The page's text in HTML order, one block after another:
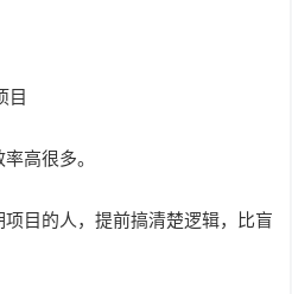
目
高很多。
目的人，提前搞清楚逻辑，比盲